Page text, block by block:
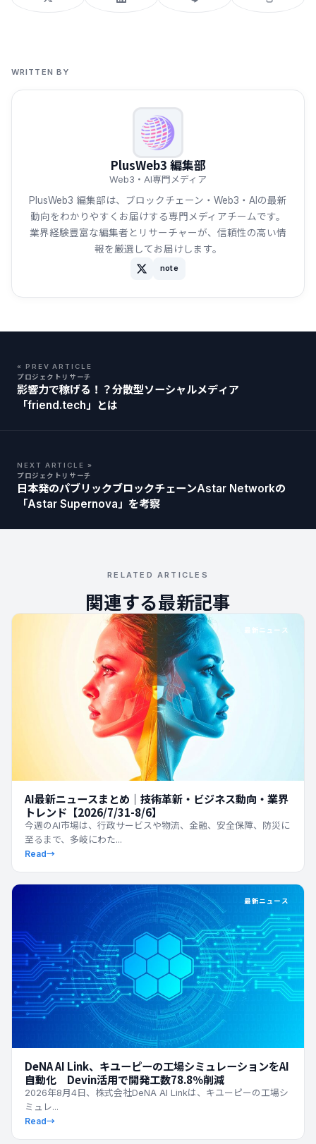
WRITTEN BY
PlusWeb3 編集部
Web3・AI専門メディア
PlusWeb3 編集部は、ブロックチェーン・Web3・AIの最新
動向をわかりやすくお届けする専門メディアチームです。
業界経験豊富な編集者とリサーチャーが、信頼性の高い情
報を厳選してお届けします。
note
« PREV ARTICLE
プロジェクトリサーチ
影響力で稼げる！？分散型ソーシャルメディア
「friend.tech」とは
NEXT ARTICLE »
プロジェクトリサーチ
日本発のパブリックブロックチェーンAstar Networkの
「Astar Supernova」を考察
RELATED ARTICLES
関連する最新記事
最新ニュース
AI最新ニュースまとめ｜技術革新・ビジネス動向・業界
トレンド【2026/7/31-8/6】
今週のAI市場は、行政サービスや物流、金融、安全保障、防災に
至るまで、多岐にわた...
Read→
最新ニュース
DeNA AI Link、キユーピーの工場シミュレーションをAI
自動化 Devin活用で開発工数78.8％削減
2026年8月4日、株式会社DeNA AI Linkは、キユーピーの工場シ
ミュレ...
Read→